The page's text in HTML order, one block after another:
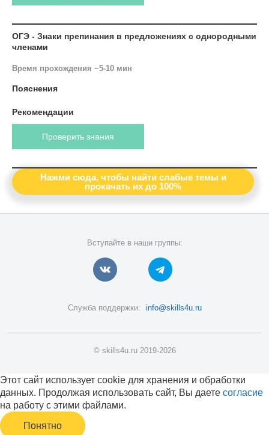
ОГЭ - Знаки препинания в предложениях с однородными
членами
Время прохождения ~5-10 мин
Пояснения
Рекомендации
Проверить знания
Нажми сюда, чтобы найти слабые темы и
прокачать их до 100%
Вступайте в наши группы:
Служба поддержки: info@skills4u.ru
© skills4u.ru 2019-2026
Этот сайт использует cookie для хранения и обработки
данных. Продолжая использовать сайт, Вы даете согласие
на работу с этими файлами.
Понятно